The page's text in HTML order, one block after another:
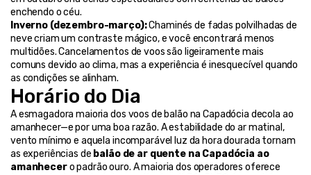
enchendo o céu.
Inverno (dezembro-março): Chaminés de fadas polvilhadas de
neve criam um contraste mágico, e você encontrará menos
multidões. Cancelamentos de voos são ligeiramente mais
comuns devido ao clima, mas a experiência é inesquecível quando
as condições se alinham.
Horário do Dia
A esmagadora maioria dos voos de balão na Capadócia decola ao
amanhecer—e por uma boa razão. A estabilidade do ar matinal,
vento mínimo e aquela incomparável luz da hora dourada tornam
as experiências de balão de ar quente na Capadócia ao
amanhecer o padrão ouro. A maioria dos operadores oferece